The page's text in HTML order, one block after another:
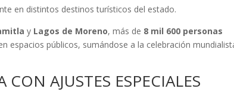
en distintos destinos turísticos del estado.
y Lagos de Moreno, más de 8 mil 600 personas
espacios públicos, sumándose a la celebración
AJUSTES ESPECIALES